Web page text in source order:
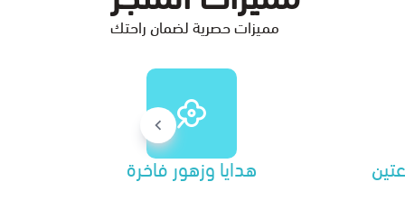
مميزات حصرية لضمان راحتك
هدايا وزهور فاخرة